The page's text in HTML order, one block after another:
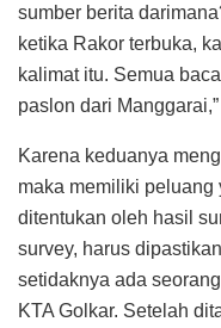
sumber berita
ketika Rakor terbuka,
kalimat itu. Semua
paslon dari
Karena keduanya
maka memiliki peluang
ditentukan oleh hasil
survey, harus
setidaknya ada
KTA Golkar. Setelah